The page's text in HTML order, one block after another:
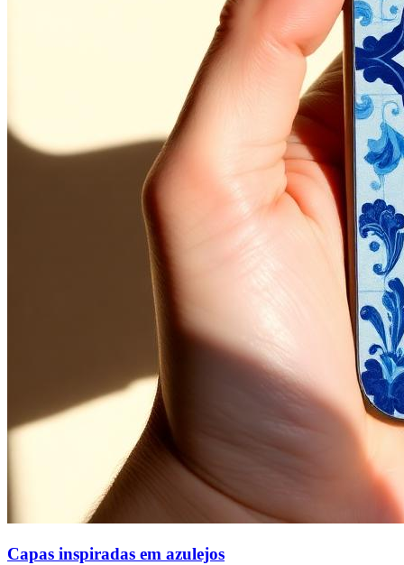
Capas inspiradas em azulejos